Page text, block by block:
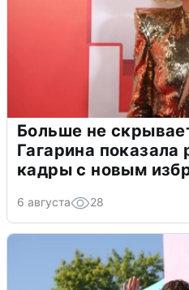
Больше не
Гагарина
кадры с новым
6 августа 28